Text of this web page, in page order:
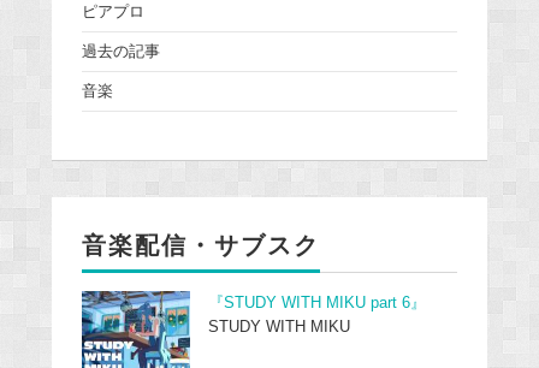
ピアプロ
過去の記事
音楽
音楽配信・サブスク
『STUDY WITH MIKU part 6』
STUDY WITH MIKU